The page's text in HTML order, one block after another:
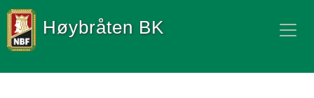
Høybråten BK